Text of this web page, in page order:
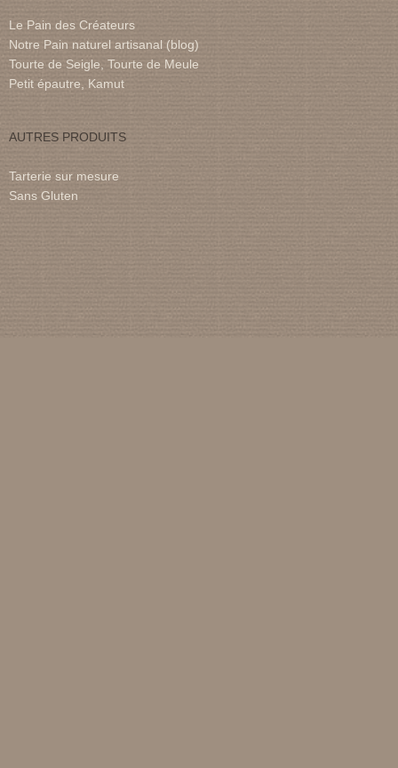
Le Pain des Créateurs
Notre Pain naturel artisanal (blog)
Tourte de Seigle, Tourte de Meule
Petit épautre, Kamut
AUTRES PRODUITS
Tarterie sur mesure
Sans Gluten